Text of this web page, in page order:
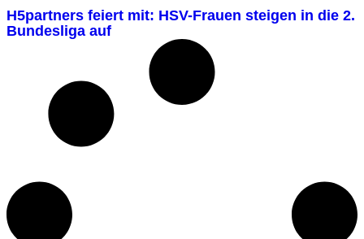
H5partners feiert mit: HSV-Frauen steigen in die 2.
Bundesliga auf